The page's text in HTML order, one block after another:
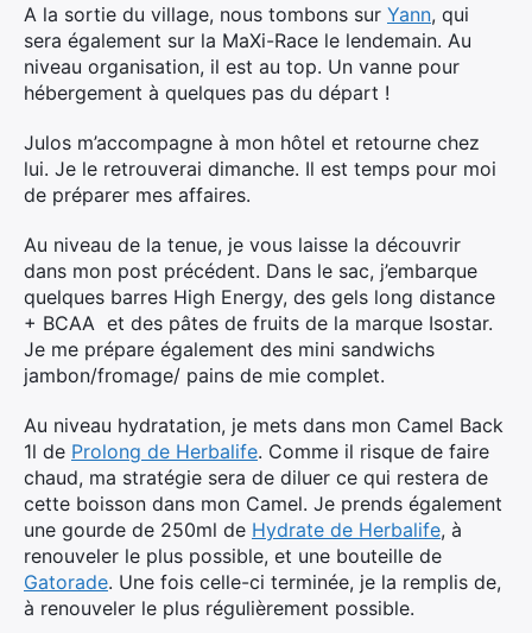
A la sortie du village, nous tombons sur Yann, qui
sera également sur la MaXi-Race le lendemain. Au
niveau organisation, il est au top. Un vanne pour
hébergement à quelques pas du départ !
Julos m’accompagne à mon hôtel et retourne chez
lui. Je le retrouverai dimanche. Il est temps pour moi
de préparer mes affaires.
Au niveau de la tenue, je vous laisse la découvrir
dans mon post précédent. Dans le sac, j’embarque
quelques barres High Energy, des gels long distance
+ BCAA et des pâtes de fruits de la marque Isostar.
Je me prépare également des mini sandwichs
jambon/fromage/ pains de mie complet.
Au niveau hydratation, je mets dans mon Camel Back
1l de Prolong de Herbalife. Comme il risque de faire
chaud, ma stratégie sera de diluer ce qui restera de
cette boisson dans mon Camel. Je prends également
une gourde de 250ml de Hydrate de Herbalife, à
renouveler le plus possible, et une bouteille de
Gatorade. Une fois celle-ci terminée, je la remplis de,
à renouveler le plus régulièrement possible.